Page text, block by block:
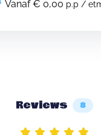
Vanaf € 0,00 p.p /
Reviews 8